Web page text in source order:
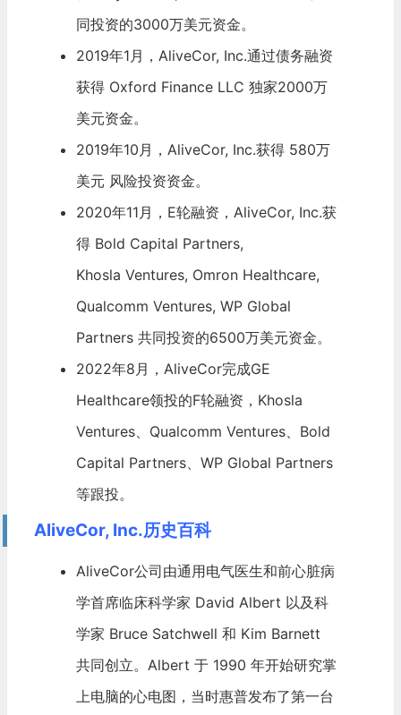
同投资的3000万美元资金。
2019年1月，AliveCor, Inc.通过债务融资
获得 Oxford Finance LLC 独家2000万
美元资金。
2019年10月，AliveCor, Inc.获得 580万
美元 风险投资资金。
2020年11月，E轮融资，AliveCor, Inc.获
得 Bold Capital Partners,
Khosla Ventures, Omron Healthcare,
Qualcomm Ventures, WP Global
Partners 共同投资的6500万美元资金。
2022年8月，AliveCor完成GE
Healthcare领投的F轮融资，Khosla
Ventures、Qualcomm Ventures、Bold
Capital Partners、WP Global Partners
等跟投。
AliveCor, Inc.历史百科
AliveCor公司由通用电气医生和前心脏病
学首席临床科学家 David Albert 以及科
学家 Bruce Satchwell 和 Kim Barnett
共同创立。Albert 于 1990 年开始研究掌
上电脑的心电图，当时惠普发布了第一台